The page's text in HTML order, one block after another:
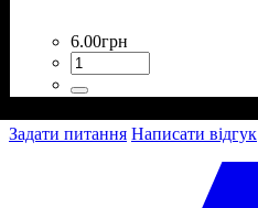
6.00грн
Задати питання Написати відгук